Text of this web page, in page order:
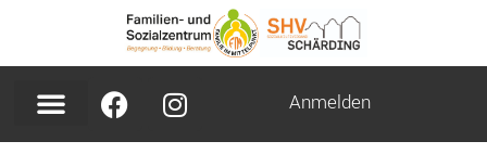
Anmelden